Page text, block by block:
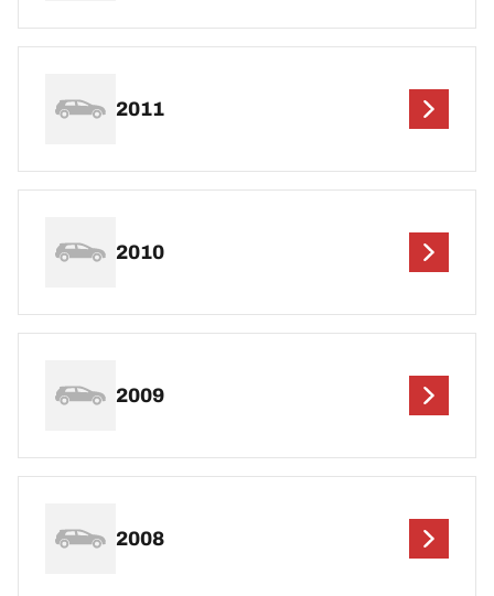
2011
2010
2009
2008